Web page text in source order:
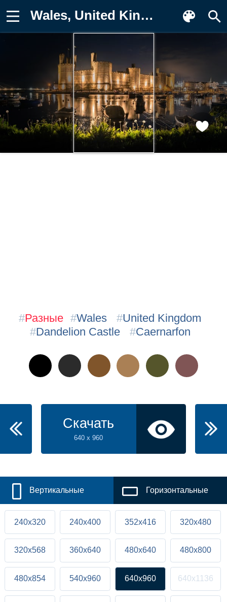
Wales, United Kingdom, Dandelion Картинка на телефон
#Разные #Wales #United Kingdom
#Dandelion Castle #Caernarfon
Скачать
640 x 960
Вертикальные Горизонтальные
240x320 240x400 352x416 320x480
320x568 360x640 480x640 480x800
480x854 540x960 640x960 640x1136